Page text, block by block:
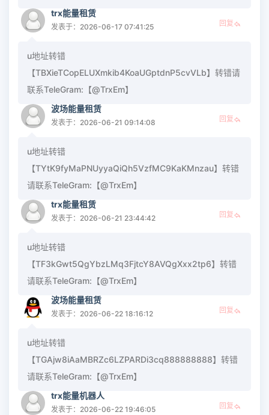
trx能量租赁
发表于：2026-06-17 07:41:25 回复
u地址转错
【TBXieTCopELUXmkib4KoaUGptdnP5cvVLb】转错请
联系TeleGram:【@TrxEm】
波场能量租赁
发表于：2026-06-21 09:14:08 回复
u地址转错
【TYtK9fyMaPNUyyaQiQh5VzfMC9KaKMnzau】转错
请联系TeleGram:【@TrxEm】
trx能量租赁
发表于：2026-06-21 23:44:42 回复
u地址转错
【TF3kGwt5QgYbzLMq3FjtcY8AVQgXxx2tp6】转错
请联系TeleGram:【@TrxEm】
波场能量租赁
发表于：2026-06-22 18:16:12 回复
u地址转错
【TGAjw8iAaMBRZc6LZPARDi3cq888888888】转错
请联系TeleGram:【@TrxEm】
trx能量机器人
发表于：2026-06-22 19:46:05 回复